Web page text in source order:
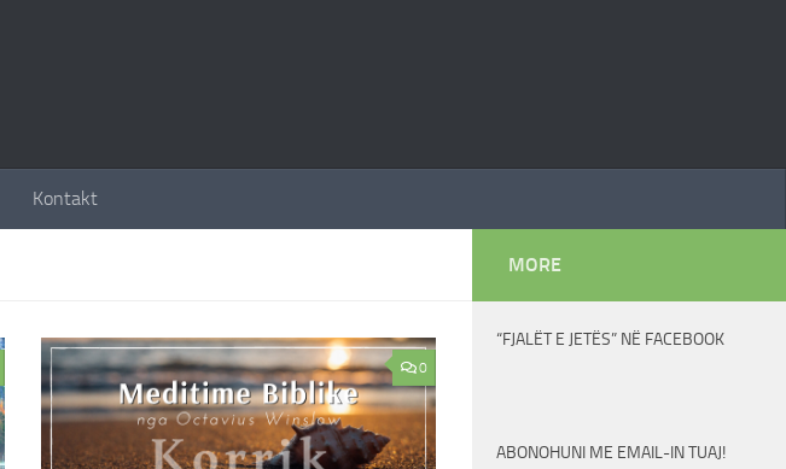
Kontakt
0
MORE
“FJALËT E JETËS” NË FACEBOOK
ABONOHUNI ME EMAIL-IN TUAJ!